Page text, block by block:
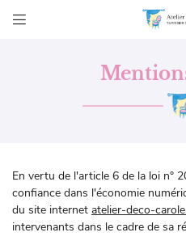

05 49 21 94 73
En vertu de l'article 6 de la loi n°
confiance dans l'économie
du site internet atelier-deco-
intervenants dans le cadre de sa